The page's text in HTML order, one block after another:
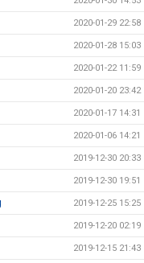
2020-01-29 22:58
2020-01-28 15:03
2020-01-22 11:59
2020-01-20 23:42
2020-01-17 14:31
2020-01-06 14:21
2019-12-30 20:33
2019-12-30 19:51
2019-12-25 15:25
2019-12-20 02:19
2019-12-15 21:43